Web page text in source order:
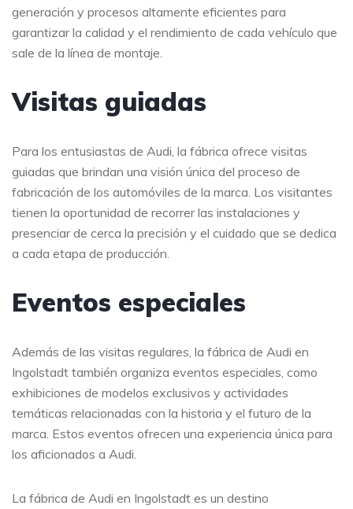
generación y procesos altamente eficientes para
garantizar la calidad y el rendimiento de cada vehículo que
sale de la línea de montaje.
Visitas guiadas
Para los entusiastas de Audi, la fábrica ofrece visitas
guiadas que brindan una visión única del proceso de
fabricación de los automóviles de la marca. Los visitantes
tienen la oportunidad de recorrer las instalaciones y
presenciar de cerca la precisión y el cuidado que se dedica
a cada etapa de producción.
Eventos especiales
Además de las visitas regulares, la fábrica de Audi en
Ingolstadt también organiza eventos especiales, como
exhibiciones de modelos exclusivos y actividades
temáticas relacionadas con la historia y el futuro de la
marca. Estos eventos ofrecen una experiencia única para
los aficionados a Audi.
La fábrica de Audi en Ingolstadt es un destino